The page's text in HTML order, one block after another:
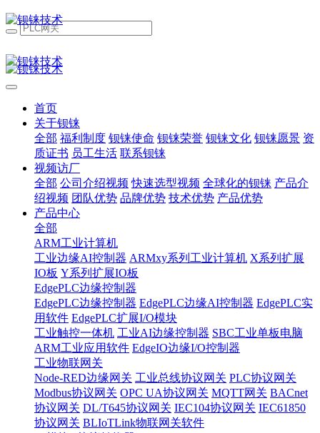
首页
关于钡铼
全部 福利制度 钡铼使命 钡铼荣誉 钡铼文化 钡铼愿景 资
质证书 员工生活 联系钡铼
视频访厂
全部 公司介绍视频 快速选型视频 全球化的钡铼 产品介
绍视频 团队优势 品牌优势 技术优势 产品优势
产品中心
全部
ARM工业计算机
工业边缘AI控制器 ARMxy系列工业计算机 X系列扩展
IO板 Y系列扩展IO板
EdgePLC边缘控制器
EdgePLC边缘控制器 EdgePLC边缘AI控制器 EdgePLC实
用软件 EdgePLC扩展I/O模块
工业触控一体机 工业AI边缘控制器 SBC工业单板电脑
ARM工业应用软件 EdgeIO边缘I/O控制器
工业物联网关
Node-RED边缘网关 工业总线协议网关 PLC协议网关
Modbus协议网关 OPC UA协议网关 MQTT网关 BACnet
协议网关 DL/T645协议网关 IEC104协议网关 IEC61850
协议网关 BLIoTLink物联网关软件